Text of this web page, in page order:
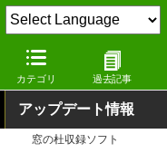
カテゴリ 過去記事
窓の杜 その他の話題
アップデート情報
窓の杜収録ソフト